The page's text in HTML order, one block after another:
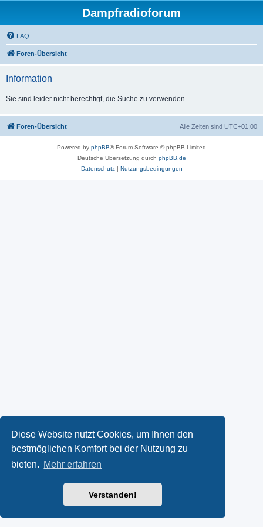
Diese Website nutzt Cookies, um Ihnen den
bestmöglichen Komfort bei der Nutzung zu
bieten. Mehr erfahren
Verstanden!
Dampfradioforum
FAQ
Foren-Übersicht
Information
Sie sind leider nicht berechtigt, die Suche zu verwenden.
Foren-Übersicht Alle Zeiten sind UTC+01:00
Powered by phpBB® Forum Software © phpBB Limited
Deutsche Übersetzung durch phpBB.de
Datenschutz| Nutzungsbedingungen